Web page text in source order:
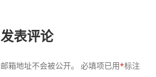
发表评论
邮箱地址不会被公开。 必填项已用*标注